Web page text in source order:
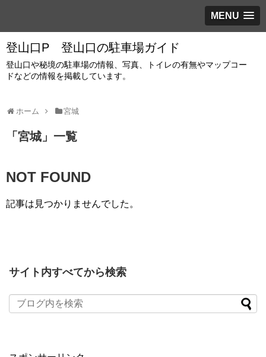
MENU
登山口P 登山口の駐車場ガイド
登山口や秘境の駐車場の情報、写真、トイレの有無やマップコー
ドなどの情報を掲載しています。
ホーム 宮城
「 宮城 」 一覧
NOT FOUND
記事は見つかりませんでした。
サイト内すべてから検索